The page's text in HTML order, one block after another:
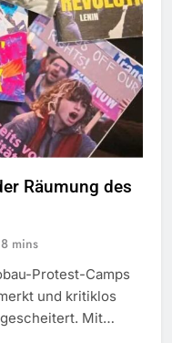
Räumung des
8 mins
Protest-Camps
und kritiklos
Mit…